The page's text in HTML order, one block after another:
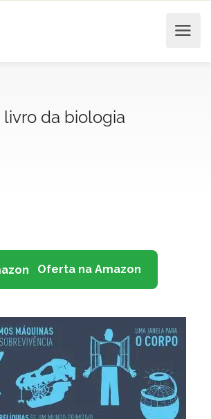
livro da biologia
Oferta na Amazon